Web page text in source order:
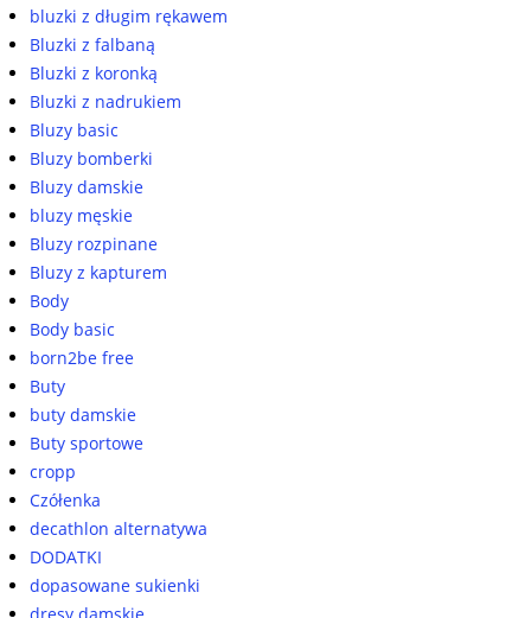
bluzki z długim rękawem
Bluzki z falbaną
Bluzki z koronką
Bluzki z nadrukiem
Bluzy basic
Bluzy bomberki
Bluzy damskie
bluzy męskie
Bluzy rozpinane
Bluzy z kapturem
Body
Body basic
born2be free
Buty
buty damskie
Buty sportowe
cropp
Czółenka
decathlon alternatywa
DODATKI
dopasowane sukienki